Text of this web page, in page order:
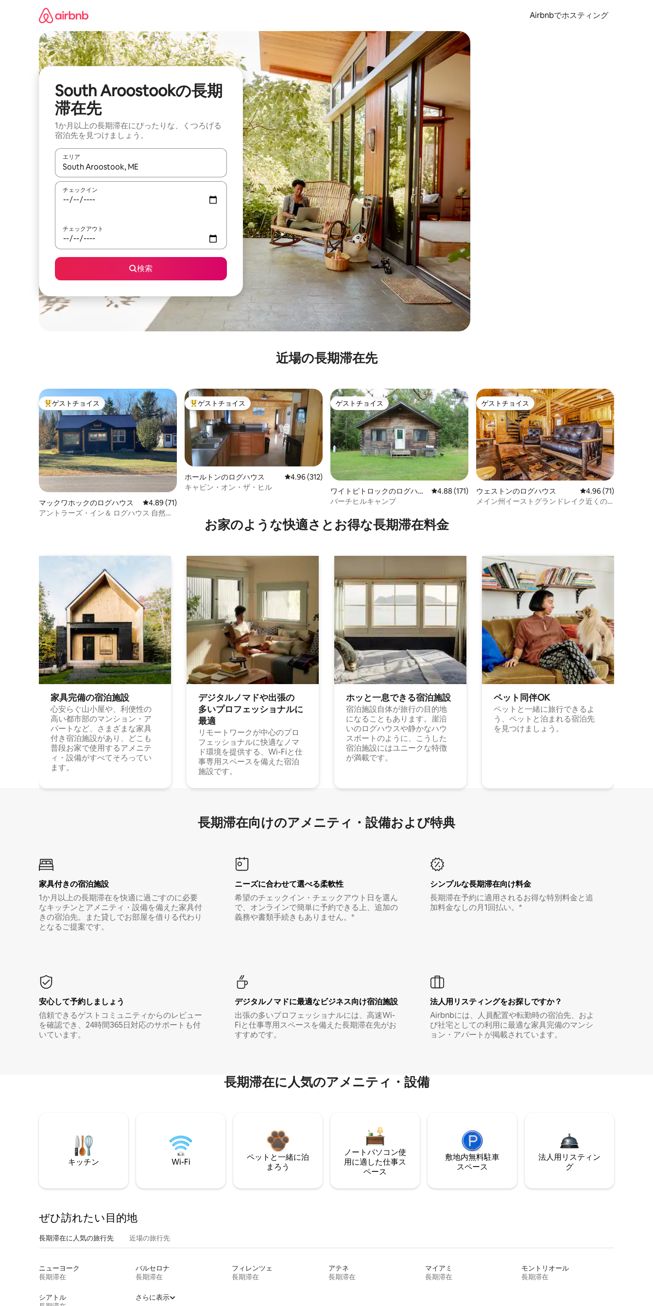
Airbnbでホスティング
South Aroostookの長期
滞在先
1か月以上の長期滞在にぴったりな、くつろげる
宿泊先を見つけましょう。
エリア
検索結果が表示されたら、上下の矢印キーを使って移動するか、画面をタッチまたはスワイプして検索結果を確認することができます。
チェックイン
チェックアウト
検索
近場の長期滞在先
大好評のゲストチョイスです。
ゲストチョイス
マックワホックのログハウス レビュー71件、5つ星中4.89つ星の平均評価
4.89 (71)
アントラーズ・イン＆ ログハウス 自然の
大好評のゲストチョイスです。
ゲストチョイス
ホールトンのログハウス レビュー312件、5つ星中4.96つ星の平均評価
4.96 (312)
キャビン・オン・ザ・ヒル
ゲストチョイス
ゲストチョイス
ワイトピトロックのログハウ
ス
レビュー171件、5つ星中4.88つ星の平均評価
4.88 (171)
バーチヒルキャンプ
ゲストチョイス
ゲストチョイス
ウェストンのログハウス レビュー71件、5つ
4.96 (71)
メイン州イーストグランドレイク近くの
お家のような快⁠適⁠さ⁠とお⁠得⁠な長⁠期⁠滞⁠在料⁠金
家具完備の宿⁠泊⁠施⁠設
心安らぐ山小屋や、利便性の
高い都市部のマンション・ア
パートなど、さまざまな家具
付き宿泊施設があり、どこも
普段お家で使用するアメニテ
ィ・設備がすべてそろってい
ます。
デジタルノマドや出⁠張⁠の
多⁠いプ⁠ロ⁠フ⁠ェ⁠ッ⁠シ⁠ョ⁠ナ⁠ル⁠に
最⁠適
リモートワークが中心のプロ
フェッショナルに快適なノマ
ド環境を提供する、Wi-Fiと仕
事専用スペースを備えた宿泊
施設です。
ホッと一⁠息⁠で⁠き⁠る宿⁠泊施⁠設
宿泊施設自体が旅行の目的地
になることもあります。崖沿
いのログハウスや静かなハウ
スボートのように、こうした
宿泊施設にはユニークな特徴
が満載です。
ペット同⁠伴OK
ペットと一緒に旅行できるよ
う、ペットと泊まれる宿泊先
を見つけましょう。
長期滞在向け⁠のア⁠メ⁠ニ⁠テ⁠ィ⁠・設⁠備⁠および特⁠典
家具付き⁠の宿⁠泊⁠施⁠設
1か月以上の長期滞在を快適に過ごすのに必要
なキッチンとアメニティ・設備を備えた家具付
きの宿泊先。また貸しでお部屋を借りる代わり
となるご提案です。
ニーズに合わせて選べる柔軟性
希望のチェックイン・チェックアウト日を選ん
で、オンラインで簡単に予約できる上、追加の
義務や書類手続きもありません。*
シンプルな長期滞在向け料金
長期滞在予約に適用されるお得な特別料金と追
加料金なしの月1回払い。*
安心して予約しましょう
信頼できるゲストコミュニティからのレビュー
を確認でき、24時間365日対応のサポートも付
いています。
デジタルノマド⁠に最⁠適⁠なビ⁠ジ⁠ネ⁠ス⁠向⁠け宿⁠泊⁠施⁠設
出張の多いプロフェッショナルには、高速Wi-
Fiと仕事専用スペースを備えた長期滞在先がお
すすめです。
法人用リスティングをお探しですか？
Airbnbには、人員配置や転勤時の宿泊先、およ
び社宅としての利用に最適な家具完備のマンシ
ョン・アパートが掲載されています。
長期滞在に人気のアメニティ・設備
キッチン Wi-Fi
ペットと一緒に泊
まろう
ノートパソコン使
用に適した仕事ス
ペース
敷地内無料駐⁠車
ス⁠ペ⁠ー⁠ス
法人用リスティン
グ
ぜひ訪⁠れ⁠た⁠い目⁠的⁠地
長期滞在に人気の旅行先 近場の旅行先
ニューヨーク
長期滞在
バルセロナ
長期滞在
フィレンツェ
長期滞在
アテネ
長期滞在
マイアミ
長期滞在
モントリオール
長期滞在
シアトル
さらに表示